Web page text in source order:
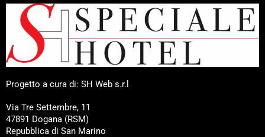
Progetto a cura di: SH Web s.r.l
Via Tre Settembre, 11
47891 Dogana (RSM)
Repubblica di San Marino